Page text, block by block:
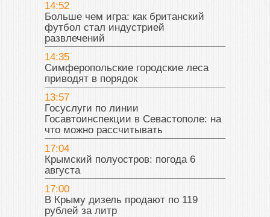
14:52
Больше чем игра: как британский
футбол стал индустрией
развлечений
14:35
Симферопольские городские леса
приводят в порядок
13:57
Госуслуги по линии
Госавтоинспекции в Севастополе: на
что можно рассчитывать
17:04
Крымский полуостров: погода 6
августа
17:00
В Крыму дизель продают по 119
рублей за литр